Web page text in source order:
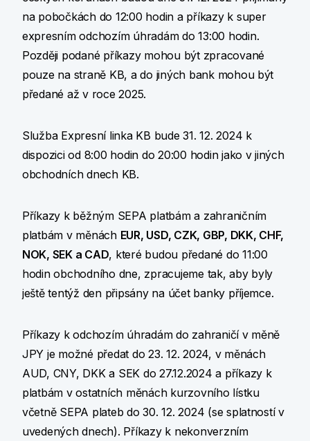
na pobočkách do 12:00 hodin a příkazy k super
expresním odchozím úhradám do 13:00 hodin.
Později podané příkazy mohou být zpracované
pouze na straně KB, a do jiných bank mohou být
předané až v roce 2025.
Služba Expresní linka KB bude 31. 12. 2024 k
dispozici od 8:00 hodin do 20:00 hodin jako v jiných
obchodních dnech KB.
Příkazy k běžným SEPA platbám a zahraničním
platbám v měnách EUR, USD, CZK, GBP, DKK, CHF,
NOK, SEK a CAD, které budou předané do 11:00
hodin obchodního dne, zpracujeme tak, aby byly
ještě tentýž den připsány na účet banky příjemce.
Příkazy k odchozím úhradám do zahraničí v měně
JPY je možné předat do 23. 12. 2024, v měnách
AUD, CNY, DKK a SEK do 27.12.2024 a příkazy k
platbám v ostatních měnách kurzovního lístku
včetně SEPA plateb do 30. 12. 2024 (se splatností v
uvedených dnech). Příkazy k nekonverzním